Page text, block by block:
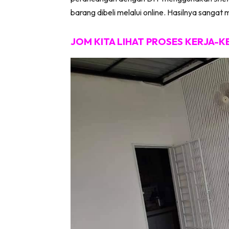
barang dibeli melalui online. Hasilnya sangat
JOM KITA LIHAT PROSES KERJA-